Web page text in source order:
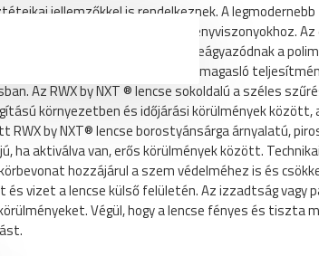
jellemzőkkel is rendelkeznek. A
azonnal alkalmazkodnak a fényviszonyokhoz.
molekulák közvetlenül beágyazódnak a
Az RWX by NXT ® lencse kimagasló
Az RWX by NXT ® lencse sokoldalú a széles
környezetben és időjárási körülmények
by NXT® lencse borostyánsárga árnyalatú,
ha aktiválva van, erős körülmények között.
hozzájárul a szem védelméhez is és
vizet a lencse külső felületén. Az izzadtság vagy
Végül, hogy a lencse fényes és tiszta